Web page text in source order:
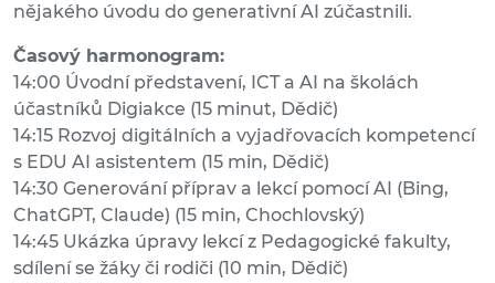
nějakého úvodu do generativní AI zúčastnili.
Časový harmonogram:
14:00 Úvodní představení, ICT a AI na školách
účastníků Digiakce (15 minut, Dědič)
14:15 Rozvoj digitálních a vyjadřovacích kompetencí
s EDU AI asistentem (15 min, Dědič)
14:30 Generování příprav a lekcí pomocí AI (Bing,
ChatGPT, Claude) (15 min, Chochlovský)
14:45 Ukázka úpravy lekcí z Pedagogické fakulty,
sdílení se žáky či rodiči (10 min, Dědič)